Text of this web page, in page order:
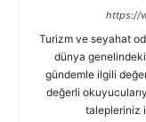
https://
Turizm ve seyahat
dünya
gündemle ilgili
değerli
talepleriniz